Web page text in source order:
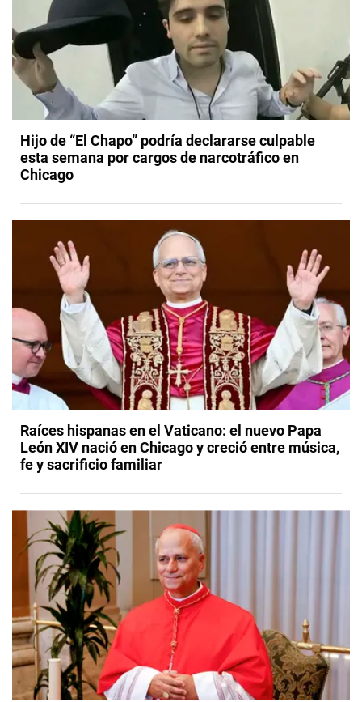
Hijo de “El Chapo” podría declararse culpable
esta semana por cargos de narcotráfico en
Chicago
Raíces hispanas en el Vaticano: el nuevo Papa
León XIV nació en Chicago y creció entre música,
fe y sacrificio familiar